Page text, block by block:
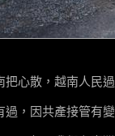
把心散，越南人民過
，因共產接管有變